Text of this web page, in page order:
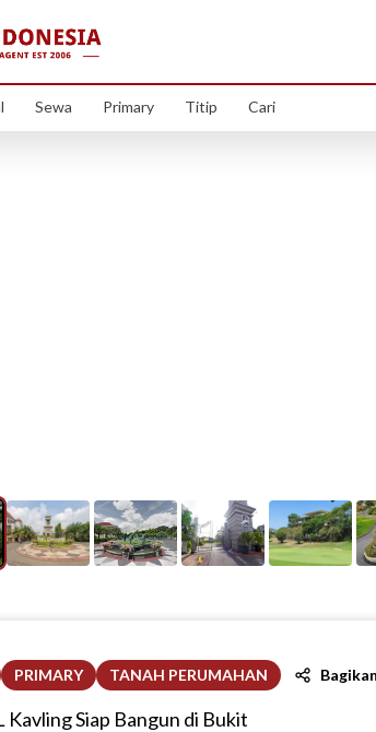
Sewa Primary Titip Cari
PRIMARY TANAH PERUMAHAN Bagikan
Kavling Siap Bangun di Bukit